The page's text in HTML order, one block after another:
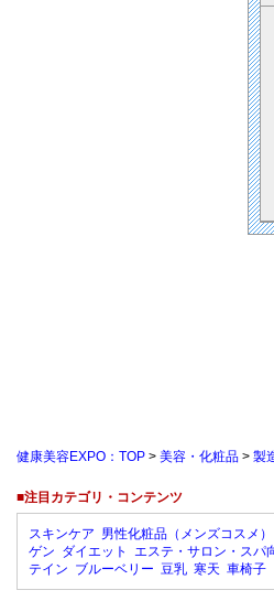
健康美容EXPO：TOP > 美容・化粧品 > 製
■注目カテゴリ・コンテンツ
スキンケア 男性化粧品（メンズコスメ）
ゲン ダイエット エステ・サロン・スパ
テイン ブルーベリー 豆乳 寒天 車椅子